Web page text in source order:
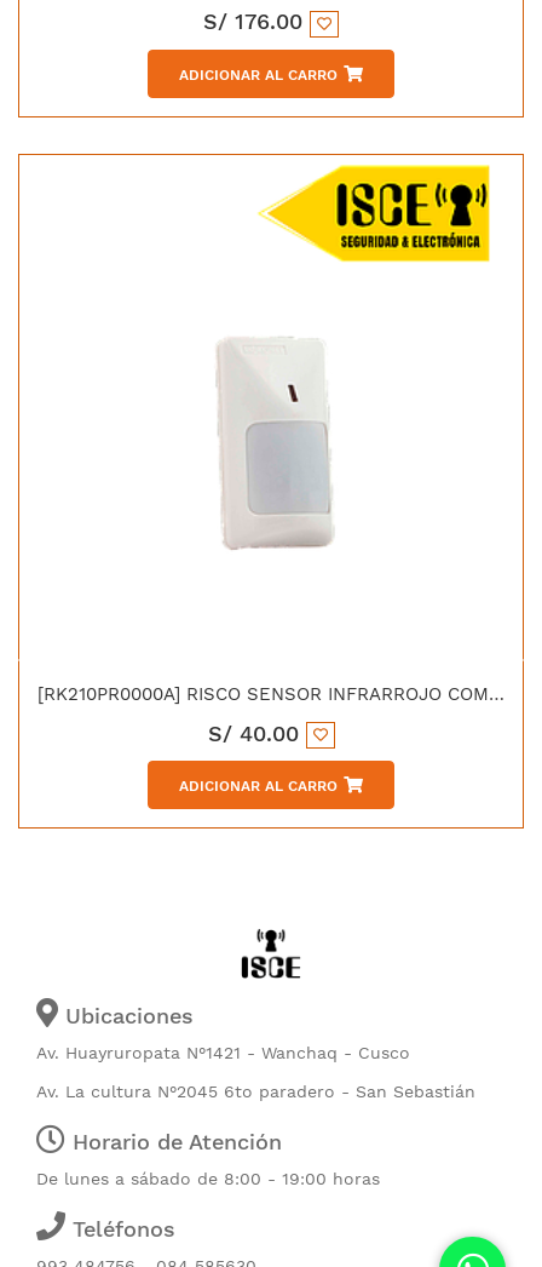
S/ 176.00
ADICIONAR AL CARRO
[RK210PR0000A] RISCO SENSOR INFRARROJO COMET PIR 20 KG
S/ 40.00
ADICIONAR AL CARRO
Ubicaciones
Av. Huayruropata N°1421 - Wanchaq - Cusco
Av. La cultura N°2045 6to paradero - San Sebastián
Horario de Atención
De lunes a sábado de 8:00 - 19:00 horas
Teléfonos